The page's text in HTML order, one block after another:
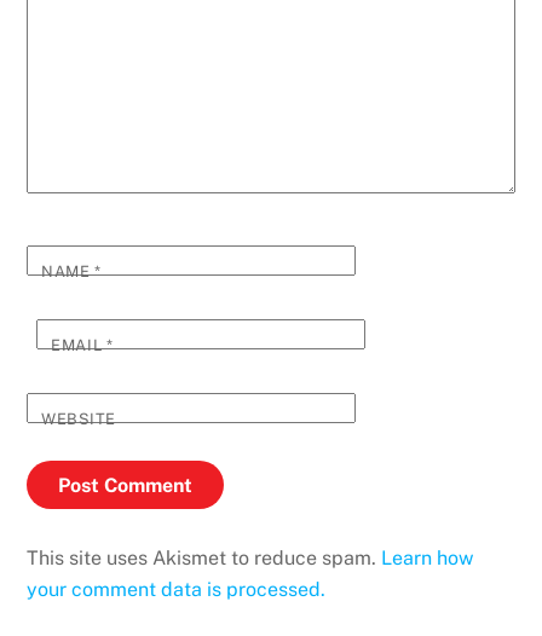
NAME*
EMAIL*
WEBSITE
This site uses Akismet to reduce spam. Learn how
your comment data is processed.